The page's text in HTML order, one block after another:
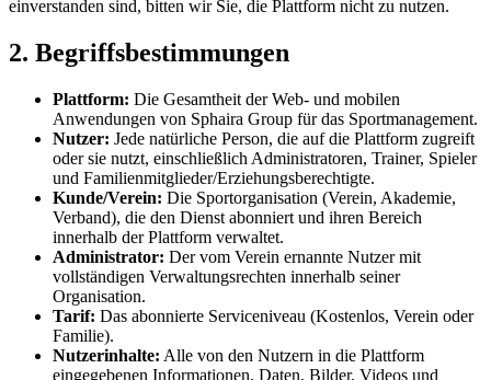
einverstanden sind, bitten wir Sie, die Plattform nicht zu nutzen.
2. Begriffsbestimmungen
Plattform: Die Gesamtheit der Web- und mobilen
Anwendungen von Sphaira Group für das Sportmanagement.
Nutzer: Jede natürliche Person, die auf die Plattform zugreift
oder sie nutzt, einschließlich Administratoren, Trainer, Spieler
und Familienmitglieder/Erziehungsberechtigte.
Kunde/Verein: Die Sportorganisation (Verein, Akademie,
Verband), die den Dienst abonniert und ihren Bereich
innerhalb der Plattform verwaltet.
Administrator: Der vom Verein ernannte Nutzer mit
vollständigen Verwaltungsrechten innerhalb seiner
Organisation.
Tarif: Das abonnierte Serviceniveau (Kostenlos, Verein oder
Familie).
Nutzerinhalte: Alle von den Nutzern in die Plattform
eingegebenen Informationen, Daten, Bilder, Videos und